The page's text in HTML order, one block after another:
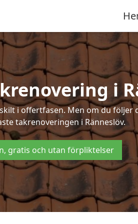
i
i offertfasen. Men om du
takrenoveringen i Ränneslöv.
gratis och utan förpliktelser